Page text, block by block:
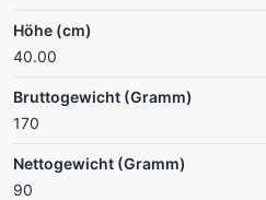
Höhe (cm)
40.00
Bruttogewicht (Gramm)
170
Nettogewicht (Gramm)
90